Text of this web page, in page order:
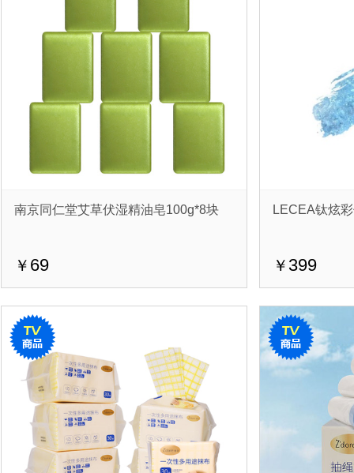
南京同仁堂艾草伏湿精油皂100g*8块
￥ 69
LECEA钛炫
￥ 399